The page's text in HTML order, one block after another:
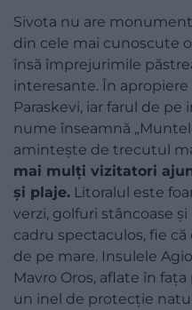
Sivota nu are
din cele mai cunoscute
însă împrejurimile
interesante. În apropiere
Paraskevi, iar farul de pe
nume înseamnă
amintește de trecutul
mai mulți vizitatori
și plaje. Litoralul este
verzi, golfuri stâncoase
cadru spectaculos, fie
de pe mare. Insulele
Mavro Oros, aflate în
un inel de protecție